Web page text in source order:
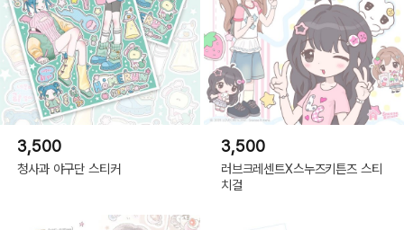
3,500
청사과 야구단 스티커
3,500
러브크레센트X스누즈키튼즈 스티
치걸